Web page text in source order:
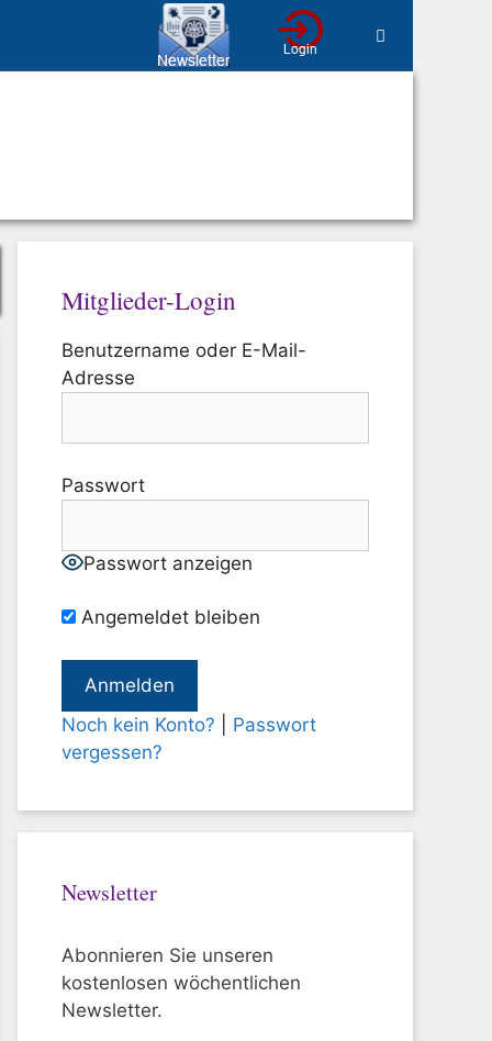
Mitglieder-Login
Benutzername oder E-Mail-
Adresse
Passwort
Passwort anzeigen
Angemeldet bleiben
Noch kein Konto?
Passwort
vergessen?
Newsletter
Abonnieren Sie unseren
kostenlosen wöchentlichen
Newsletter.